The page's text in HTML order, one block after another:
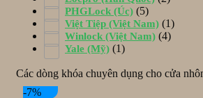
PHGLock (Úc) (5)
Việt Tiệp (Việt Nam) (1)
Winlock (Việt Nam) (4)
Yale (Mỹ) (1)
Các dòng khóa chuyên dụng cho cửa
-7%